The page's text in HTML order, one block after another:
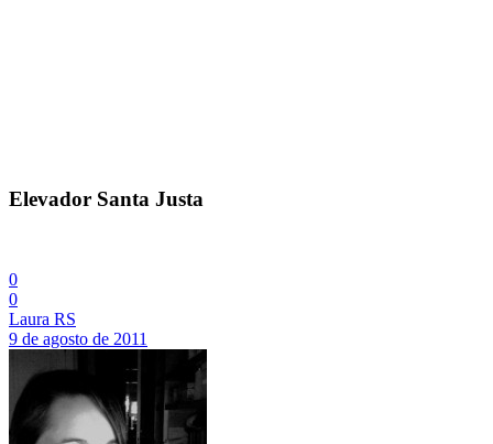
Elevador Santa Justa
0
0
Laura RS
9 de agosto de 2011